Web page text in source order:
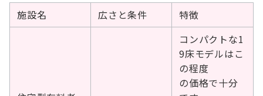
施設名 広さと条件 特徴
コンパクトな1
9床モデルはこ
の程度
の価格で十分